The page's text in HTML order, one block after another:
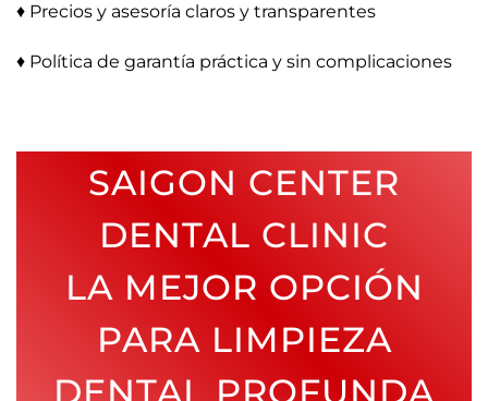
♦ Precios y asesoría claros y transparentes
♦ Política de garantía práctica y sin complicaciones
SAIGON CENTER
DENTAL CLINIC
LA MEJOR OPCIÓN
PARA LIMPIEZA
DENTAL PROFUNDA